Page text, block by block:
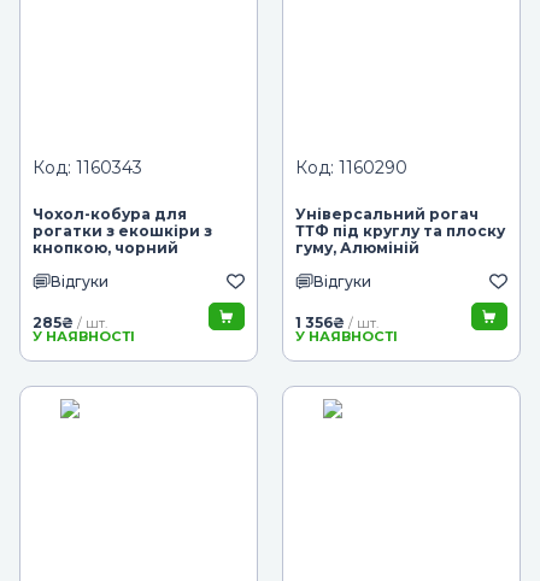
Код: 1160343
Чохол-кобура для
рогатки з екошкіри з
кнопкою, чорний
Відгуки
285₴ / шт.
У НАЯВНОСТІ
Код: 1160290
Універсальний рогач
ТТФ під круглу та плоску
гуму, Алюміній
Відгуки
1 356₴ / шт.
У НАЯВНОСТІ